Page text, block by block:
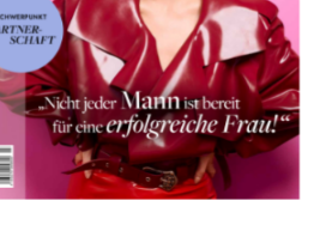
ohne VC Investor:innen
aufzubauen, braucht es enorm
Denn Netzwerke